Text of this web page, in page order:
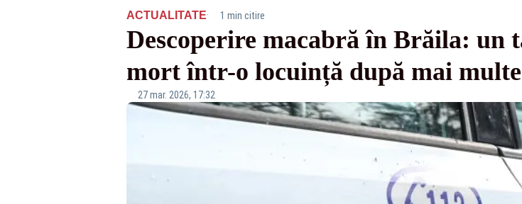
ACTUALITATE· 1 min citire
Descoperire macabră în Brăila: un
mort într-o locuință după mai
27 mar. 2026, 17:32